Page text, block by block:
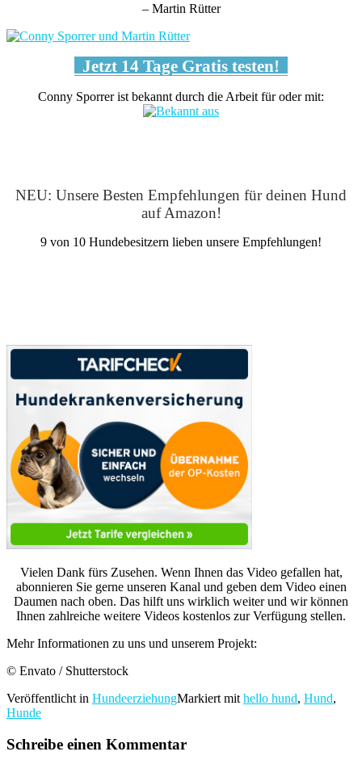
– Martin Rütter
Jetzt 14 Tage Gratis testen!
Conny Sporrer ist bekannt durch die Arbeit für oder mit:
NEU: Unsere Besten Empfehlungen für deinen Hund
auf Amazon!
9 von 10 Hundebesitzern lieben unsere Empfehlungen!
Vielen Dank fürs Zusehen. Wenn Ihnen das Video gefallen hat,
abonnieren Sie gerne unseren Kanal und geben dem Video einen
Daumen nach oben. Das hilft uns wirklich weiter und wir können
Ihnen zahlreiche weitere Videos kostenlos zur Verfügung stellen.
Mehr Informationen zu uns und unserem Projekt:
© Envato / Shutterstock
Veröffentlicht in HundeerziehungMarkiert mit hello hund, Hund,
Hunde
Schreibe einen Kommentar